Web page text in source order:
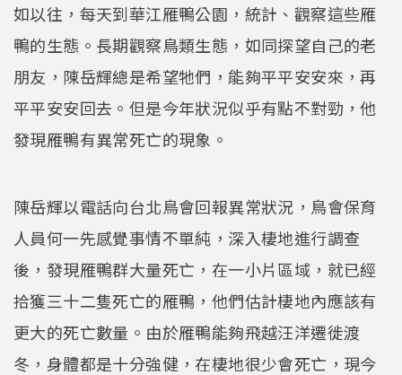
如以往，每天到華江雁鴨公園，統計、觀察這些雁
鴨的生態。長期觀察鳥類生態，如同探望自己的老
朋友，陳岳輝總是希望牠們，能夠平平安安來，再
平平安安回去。但是今年狀況似乎有點不對勁，他
發現雁鴨有異常死亡的現象。
陳岳輝以電話向台北鳥會回報異常狀況，鳥會保育
人員何一先感覺事情不單純，深入棲地進行調查
後，發現雁鴨群大量死亡，在一小片區域，就已經
拾獲三十二隻死亡的雁鴨，他們估計棲地內應該有
更大的死亡數量。由於雁鴨能夠飛越汪洋遷徙渡
冬，身體都是十分強健，在棲地很少會死亡，現今